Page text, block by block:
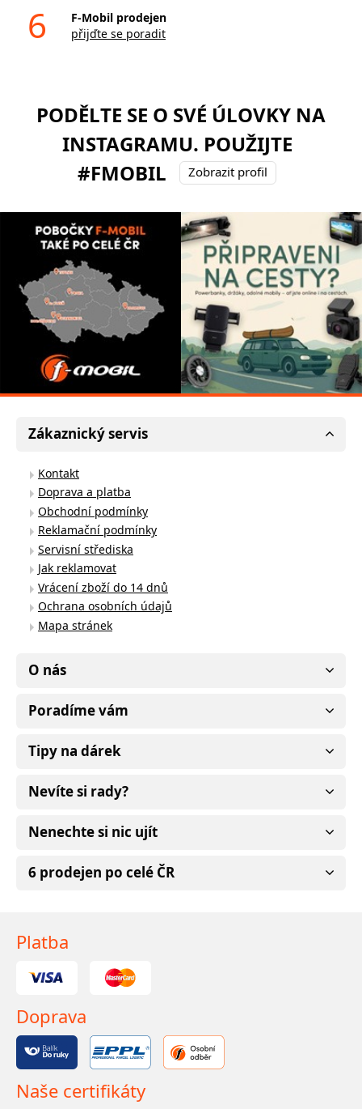
6
F-Mobil prodejen
přijďte se poradit
PODĚLTE SE O SVÉ ÚLOVKY NA
INSTAGRAMU. POUŽIJTE
#FMOBIL
Zobrazit profil
Zákaznický servis
Kontakt
Doprava a platba
Obchodní podmínky
Reklamační podmínky
Servisní střediska
Jak reklamovat
Vrácení zboží do 14 dnů
Ochrana osobních údajů
Mapa stránek
O nás
Poradíme vám
Tipy na dárek
Nevíte si rady?
Nenechte si nic ujít
6 prodejen po celé ČR
Platba
Doprava
Naše certifikáty